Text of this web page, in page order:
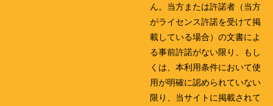
ん。当方または許諾者（当方
がライセンス許諾を受けて掲
載している場合）の文書によ
る事前許諾がない限り、もし
くは、本利用条件において使
用が明確に認められていない
限り、当サイトに掲載されて